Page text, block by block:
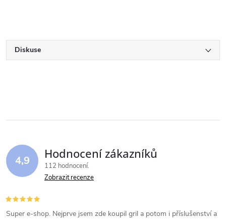
Diskuse
4,9 Hodnocení zákazníků
112 hodnocení
Zobrazit recenze
Super e-shop. Nejprve jsem zde koupil gril a potom i příslušenství a